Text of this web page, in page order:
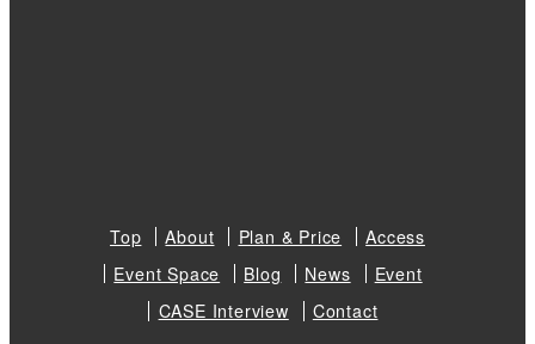
Top About Plan & Price
Access
Event Space
Blog News
Event
CASE Interview
Contact